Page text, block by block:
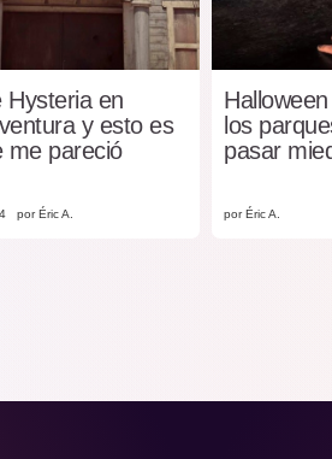
Hysteria en
y esto es
me pareció
por Éric A.
los
pasar
por Éric A.